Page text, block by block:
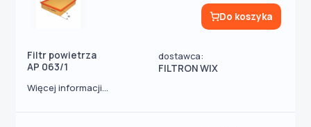
Filtr powietrza
AP 063/1
dostawca:
FILTRON WIX
Do koszyka
Więcej informacji...